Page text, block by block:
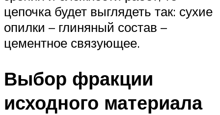
цепочка будет выглядеть так: сухие
опилки – глиняный состав –
цементное связующее.
Выбор фракции
исходного материала